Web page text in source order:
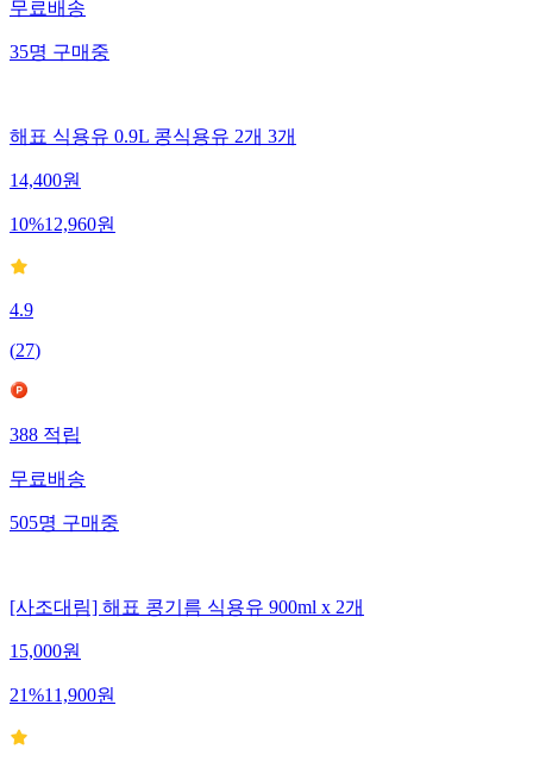
무료배송
35명구매중
해표 식용유 0.9L 콩식용유 2개 3개
14,400원
10%12,960원
4.9
(27)
388적립
무료배송
505명구매중
[사조대림] 해표 콩기름 식용유 900ml x 2개
15,000원
21%11,900원